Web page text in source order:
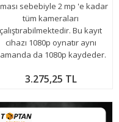
sebebiyle 2 mp 'e kadar
tüm kameraları
çalıştırabilmektedir. Bu kayıt
cihazı 1080p oynatır aynı
da 1080p kaydeder.
3.275,25 TL